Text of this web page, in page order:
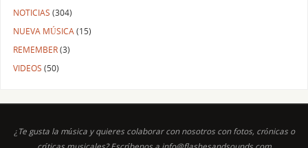
NOTICIAS (304)
NUEVA MÚSICA (15)
REMEMBER(3)
VIDEOS (50)
¿Te gusta la música y quieres colaborar con nosotros con fotos, crónicas o
críticas musicales? Escríbenos a info@flashesandsounds.com